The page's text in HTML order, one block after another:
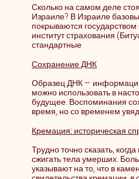
Сколько на самом деле
Израиле? В Израиле
покрываются
институт страхования
стандартные
Сохранение ДНК
Образец ДНК —
можно использовать в
будущее. Воспоминания
время, но со временем
Кремация: историческая
Трудно точно сказать,
сжигать тела умерших.
указывают на то, что в